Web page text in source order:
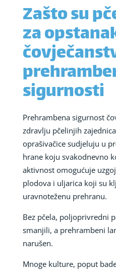
Zašto su
za
sigurnosti
Prehrambena sigurnost
zdravlju pčelinjih
oprašivačice sudjeluju u
hrane koju svakodnevno
aktivnost omogućuje
plodova i uljarica koji su
uravnoteženu prehranu.
Bez pčela, poljoprivredni
smanjili, a prehrambeni
narušen.
Mnoge kulture, poput